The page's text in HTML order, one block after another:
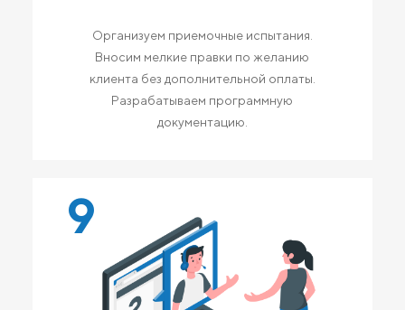
Организуем приемочные испытания.
Вносим мелкие правки по желанию
клиента без дополнительной оплаты.
Разрабатываем программную
документацию.
9